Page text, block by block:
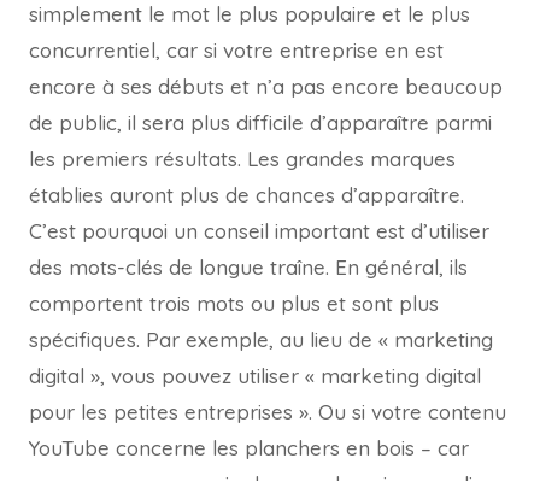
simplement le mot le plus populaire et le plus
concurrentiel, car si votre entreprise en est
encore à ses débuts et n’a pas encore beaucoup
de public, il sera plus difficile d’apparaître parmi
les premiers résultats. Les grandes marques
établies auront plus de chances d’apparaître.
C’est pourquoi un conseil important est d’utiliser
des mots-clés de longue traîne. En général, ils
comportent trois mots ou plus et sont plus
spécifiques. Par exemple, au lieu de « marketing
digital », vous pouvez utiliser « marketing digital
pour les petites entreprises ». Ou si votre contenu
YouTube concerne les planchers en bois – car